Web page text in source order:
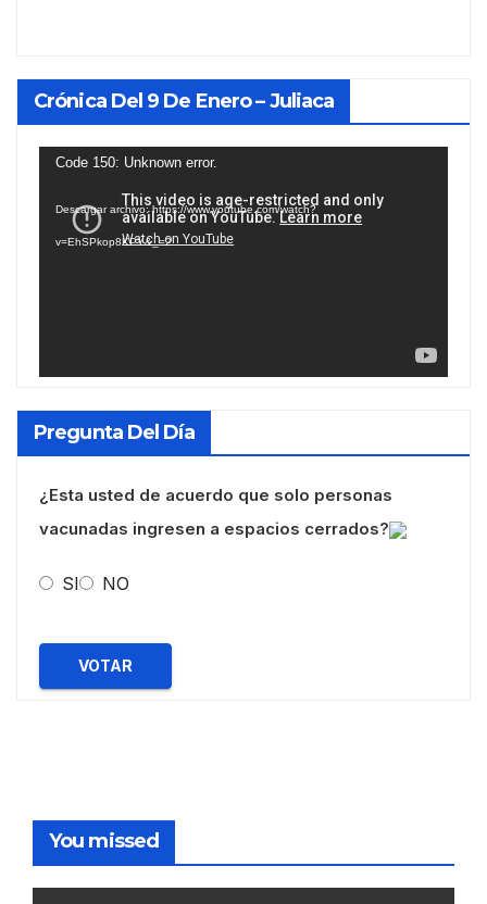
Crónica Del 9 De Enero – Juliaca
Reproductor
vídeo
Code 150: Unknown error.
Descargar archivo: https://www.youtube.com/watch?
v=EhSPkop8KPY&_=2
Pregunta Del Día
¿Esta usted de acuerdo que solo personas
vacunadas ingresen a espacios cerrados?
SI NO
VOTAR
You missed